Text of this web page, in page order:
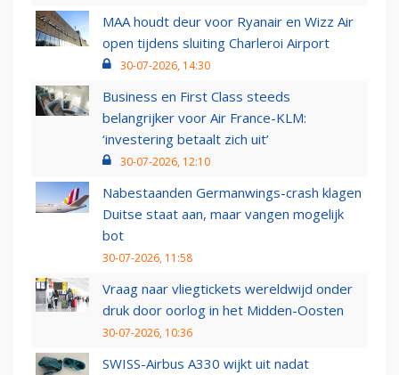
MAA houdt deur voor Ryanair en Wizz Air
open tijdens sluiting Charleroi Airport
30-07-2026, 14:30
Business en First Class steeds
belangrijker voor Air France-KLM:
‘investering betaalt zich uit’
30-07-2026, 12:10
Nabestaanden Germanwings-crash klagen
Duitse staat aan, maar vangen mogelijk
bot
30-07-2026, 11:58
Vraag naar vliegtickets wereldwijd onder
druk door oorlog in het Midden-Oosten
30-07-2026, 10:36
SWISS-Airbus A330 wijkt uit nadat